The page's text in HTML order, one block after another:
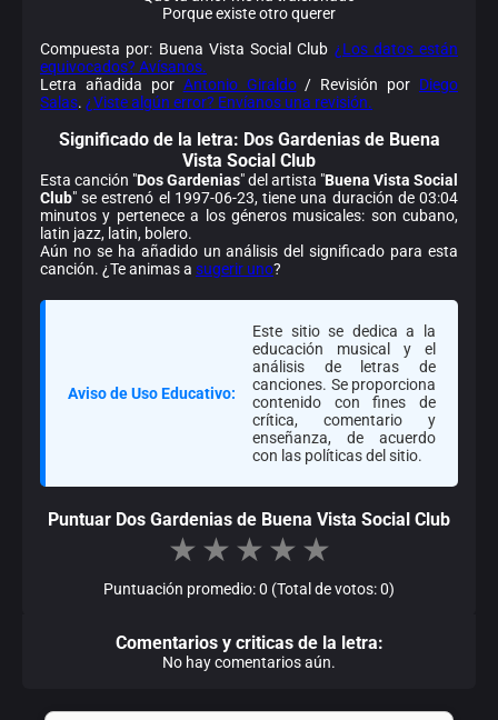
Porque existe otro querer
Compuesta por: Buena Vista Social Club ¿Los datos están
equivocados? Avísanos.
Letra añadida por Antonio Giraldo/ Revisión por Diego
Salas. ¿Viste algún error? Envíanos una revisión.
Significado de la letra: Dos Gardenias de Buena
Vista Social Club
Esta canción "Dos Gardenias" del artista "Buena Vista Social
Club" se estrenó el 1997-06-23, tiene una duración de 03:04
minutos y pertenece a los géneros musicales: son cubano,
latin jazz, latin, bolero.
Aún no se ha añadido un análisis del significado para esta
canción. ¿Te animas a sugerir uno?
Aviso de Uso Educativo:
Este sitio se dedica a la
educación musical y el
análisis de letras de
canciones. Se proporciona
contenido con fines de
crítica, comentario y
enseñanza, de acuerdo
con las políticas del sitio.
Puntuar Dos Gardenias de Buena Vista Social Club
★ ★ ★ ★ ★
Puntuación promedio: 0 (Total de votos: 0)
Comentarios y criticas de la letra:
No hay comentarios aún.